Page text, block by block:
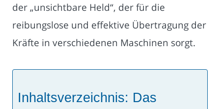
der „unsichtbare Held“, der für die
reibungslose und effektive Übertragung der
Kräfte in verschiedenen Maschinen sorgt.
Inhaltsverzeichnis: Das